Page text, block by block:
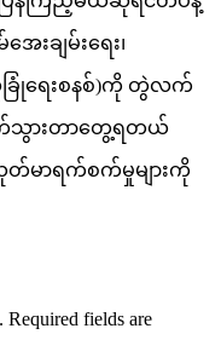
ချမ်းရေး၊
ခြုံရေးစနစ်)ကို တွဲလက်
သွားတာတွေ့ရတယ်
ယုတ်မာရက်စက်မှုများကို
Required fields are